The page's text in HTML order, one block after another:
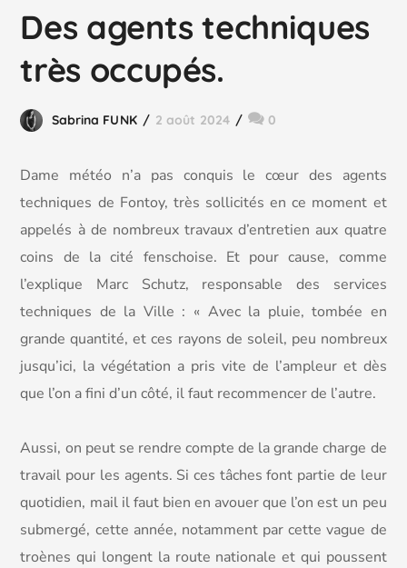
Des agents techniques
très occupés.
Sabrina FUNK 2 août 2024 0
Dame météo n’a pas conquis le cœur des agents
techniques de Fontoy, très sollicités en ce moment et
appelés à de nombreux travaux d’entretien aux quatre
coins de la cité fenschoise. Et pour cause, comme
l’explique Marc Schutz, responsable des services
techniques de la Ville : « Avec la pluie, tombée en
grande quantité, et ces rayons de soleil, peu nombreux
jusqu’ici, la végétation a pris vite de l’ampleur et dès
que l’on a fini d’un côté, il faut recommencer de l’autre.
Aussi, on peut se rendre compte de la grande charge de
travail pour les agents. Si ces tâches font partie de leur
quotidien, mail il faut bien en avouer que l’on est un peu
submergé, cette année, notamment par cette vague de
troènes qui longent la route nationale et qui poussent